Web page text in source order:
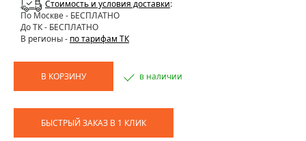
Стоимость и условия доставки:
По Москве- БЕСПЛАТНО
До ТК - БЕСПЛАТНО
В регионы - по тарифам ТК
В КОРЗИНУ в наличии
БЫСТРЫЙ ЗАКАЗ В 1 КЛИК